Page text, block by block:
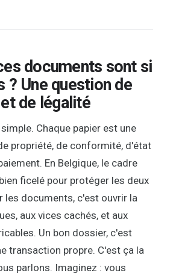
documents sont si
? Une question de
de légalité
Chaque papier est une
propriété, de conformité, d'état
En Belgique, le cadre
ficelé pour protéger les deux
les documents, c'est ouvrir la
aux vices cachés, et aux
Un bon dossier, c'est
transaction propre. C'est ça la
parlons. Imaginez : vous